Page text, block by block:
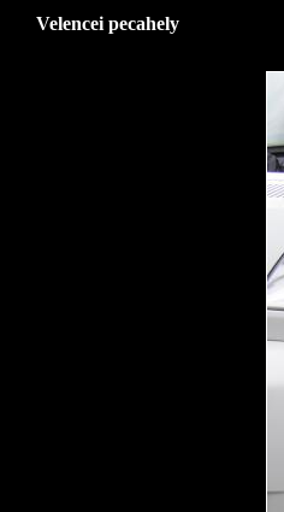
Velencei pecahely